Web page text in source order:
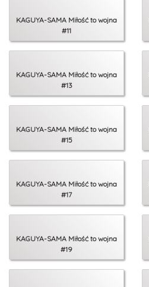
KAGUYA-SAMA Miłość to wojna
#11
KAGUYA-SAMA Miłość to wojna
#13
KAGUYA-SAMA Miłość to wojna
#15
KAGUYA-SAMA Miłość to wojna
#17
KAGUYA-SAMA Miłość to wojna
#19